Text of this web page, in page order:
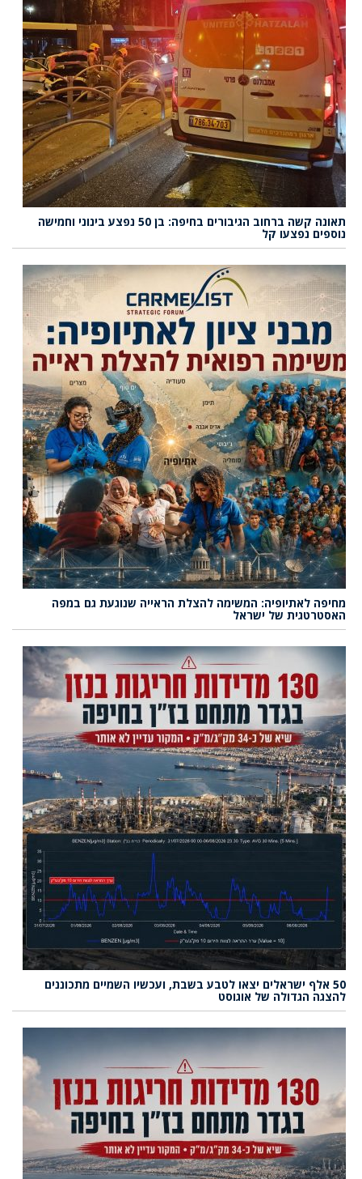
תאונה קשה ברחוב הגיבורים בחיפה: בן 50 נפצע בינוני וחמישה
נוספים נפצעו קל
מחיפה לאתיופיה: המשימה להצלת הראייה שנוגעת גם במפה
האסטרטגית של ישראל
50 אלף ישראלים יצאו לטבע בשבת, ועכשיו השמיים מתכוננים
להצגה הגדולה של אוגוסט